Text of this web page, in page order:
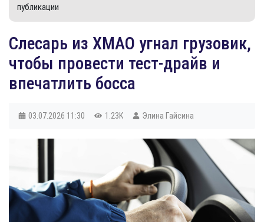
публикации
Слесарь из ХМАО угнал грузовик,
чтобы провести тест-драйв и
впечатлить босса
03.07.2026 11:30 1.23K Элина Гайсина